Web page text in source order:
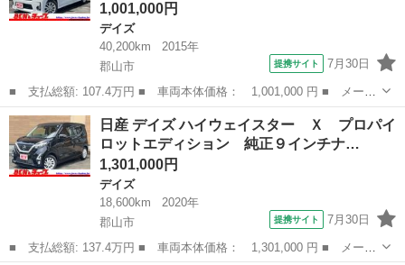
1,001,000円
デイズ
40,200km
2015年
郡山市
提携サイト 7月30日
■ 支払総額: 107.4万円 ■ 車両本体価格： 1,001,000 円 ■ メーカ
ー名： 日産 ■ 車種名： デイズルークス ■ グレード名： ハイ
ウェイスター Ｘ Ｖセレクション＋セーフティＩＩ 純正ナビ ア
ラウンド...
福島 郡山市 デイズ
日産 デイズ ハイウェイスター Ｘ プロパイ
ロットエディション 純正９インチナ…
1,301,000円
デイズ
18,600km
2020年
郡山市
提携サイト 7月30日
■ 支払総額: 137.4万円 ■ 車両本体価格： 1,301,000 円 ■ メーカ